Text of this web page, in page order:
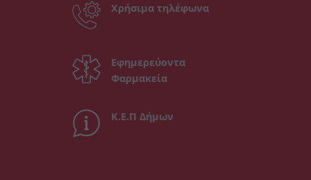
Χρήσιμα τηλέφωνα
Εφημερεύοντα
Φαρμακεία
Κ.Ε.Π Δήμων